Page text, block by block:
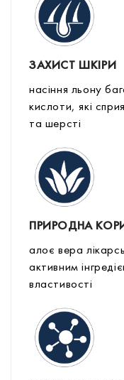
ЗАХИСТ ШКІРИ
насіння льону
кислоти, які
та шерсті
ПРИРОДНА
алоє вера
активним
властивості